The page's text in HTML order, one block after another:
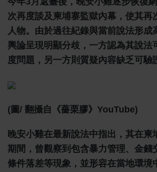
次再度談及柬埔寨監獄內幕，使其再
人物。由於過往紀錄與當前說法形成
輿論呈現明顯分歧，一方認為其說法
度問題，另一方則質疑內容缺乏可驗
(圖/ 翻攝自《薔栗膠》YouTube)
晚安小雞在最新說法中指出，其在柬
期間，曾觀察到包含暴力管理、金錢
條件落差等現象，並形容在當地環境